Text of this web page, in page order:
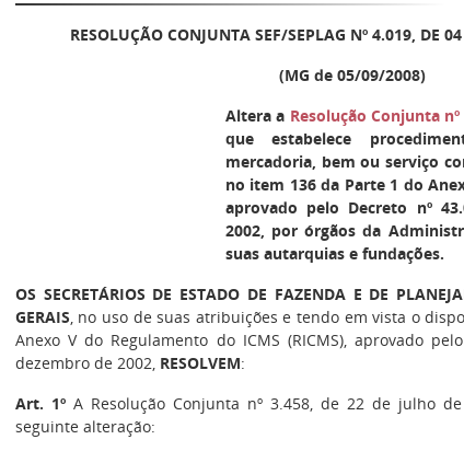
RESOLUÇÃO CONJUNTA SEF/SEPLAG Nº 4.019, DE
(MG de 05/09/2008)
Altera a Resolução Conjunta
que estabelece
mercadoria, bem ou serviço
no item 136 da Parte 1 do
aprovado pelo Decreto nº
2002, por órgãos da
suas autarquias e fundações.
OS SECRETÁRIOS DE ESTADO DE FAZENDA E DE
GERAIS, no uso de suas atribuições e tendo em vista o
Anexo V do Regulamento do ICMS (RICMS), aprovado
dezembro de 2002, RESOLVEM:
Art. 1ºA Resolução Conjunta nº 3.458, de 22 de julho
seguinte alteração: